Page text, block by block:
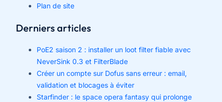
Plan de site
Derniers articles
PoE2 saison 2 : installer un loot filter fiable avec
NeverSink 0.3 et FilterBlade
Créer un compte sur Dofus sans erreur : email,
validation et blocages à éviter
Starfinder : le space opera fantasy qui prolonge